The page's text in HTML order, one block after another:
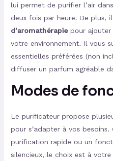
lui permet de purifier l’air
deux fois par heure. De plus,
d’aromathérapiepour ajouter
votre environnement. Il vous
essentielles préférées (non
diffuser un parfum agréable
Modes de
Le purificateur propose
pour s’adapter à vos besoins.
purification rapide ou un
silencieux, le choix est à